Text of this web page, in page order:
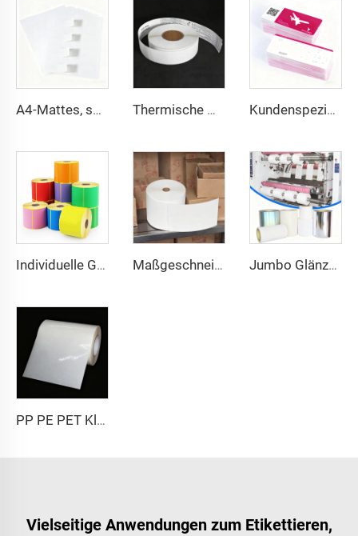
A4-Mattes, schreibmaschinenfestes Vellum-Etikett Barcode-Aufkleber Etikett A4-Etikettenbogen 8,5x11 Zoll für Laserdrucker & Tintenstrahldrucker Thermische Gepäckanhänger-Etiketten für Fluggesellschaften, Direktthermo-Synthesepapier, BOPP-Folie, Gepäckaufkleber für Kofferanhänger Kundenspezifischer Thermotransfer-Druck auf Karton, Flugtickets, Fluglinien-Tickets, Boarding-Pass, Papier-Flugtickets
Individuelle Größe 102x150 102x152 Bedrucktes Etikett Thermotransfer Frachtbriefaufkleber Selbstklebeetikett 4x6 Zoll Versand-Thermo-Farbetikett Maßgeschneidertes 102x152 Thermotransfer-Etikett Halbmattes Papier Transfer-Klebeetikett Frachtbriefetikett 4x6 Versand-Thermoaufkleber Jumbo Glänzende PP PET PE Etikettenmaterial Jumbo Folie Selbstklebendes Papier Polyethylen Aufkleber Bogen Synthetisches Etikett Jumbo Rolle
PP PE PET Klar Transparente Selbstklebende Synthetische Folienmaterial Etikettenpapier Jumbo Rolle
Vielseitige Anwendungen zum Etikettieren,